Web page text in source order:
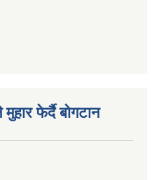
फेर्दै बोगटान